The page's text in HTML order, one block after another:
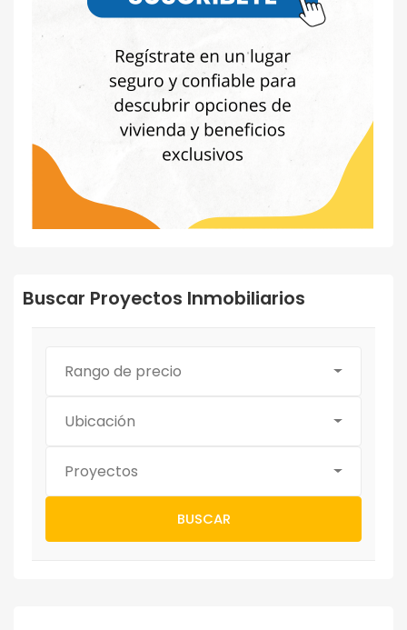
Buscar Proyectos Inmobiliarios
Rango de precio
Ubicación
Proyectos
BUSCAR